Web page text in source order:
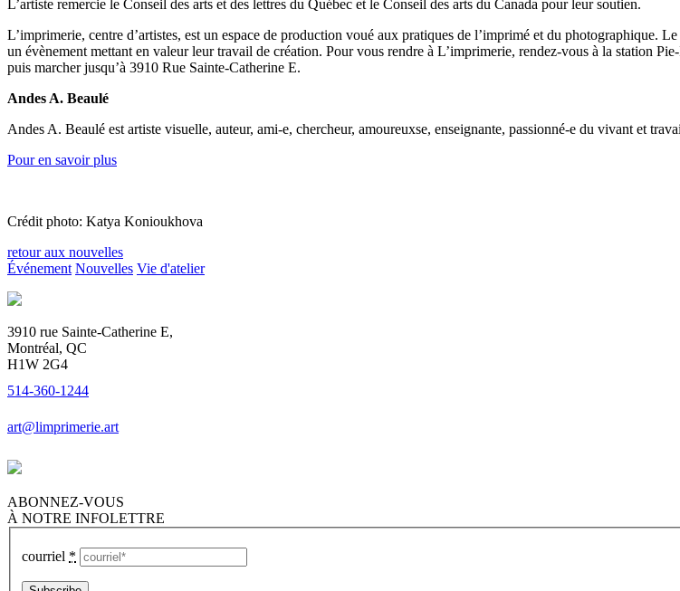
L’artiste remercie le Conseil des arts et des lettres du Québec et le Conseil des arts du Canada pour leur soutien.
L’imprimerie, centre d’artistes, est un espace de production voué aux pratiques de l’imprimé et du photographique.
un évènement mettant en valeur leur travail de création. Pour vous rendre à L’imprimerie, rendez-vous à la station
puis marcher jusqu’à 3910 Rue Sainte-Catherine E.
Andes A. Beaulé
Andes A. Beaulé est artiste visuelle, auteur, ami-e, chercheur, amoureuxse, enseignante, passionné-e du vivant et
Pour en savoir plus
Crédit photo: Katya Konioukhova
retour aux nouvelles
Événement Nouvelles Vie d'atelier
3910 rue Sainte-Catherine E,
Montréal, QC
H1W 2G4
514-360-1244
art@limprimerie.art
ABONNEZ-VOUS
À NOTRE INFOLETTRE
courriel *